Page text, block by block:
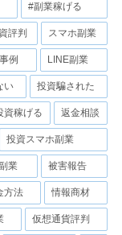
#副業稼げる
評判 スマホ副業
例 LINE副業
い 投資騙された
資稼げる 返金相談
投資スマホ副業
業 被害報告
方法 情報商材
仮想通貨評判